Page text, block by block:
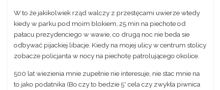
W to że jakikolwiek rząd walczy z przestęcami uwierze wtedy
kiedy w parku pod moim blokiem, 25 min na piechote od
pałacu prezydenciego w wawie, co drugą noc nie beda sie
odbywać pijackiej libacje. Kiedy na mojej ulicy w centrum stolicy
zobacze policjanta w nocy na piechotę patrolującego okolice.
500 lat wiezienia mnie zupełnie nie interesuje, nie stac mnie na
to jako podatnika (Bo czy to bedzie 5* cela czy zwykła piwnica